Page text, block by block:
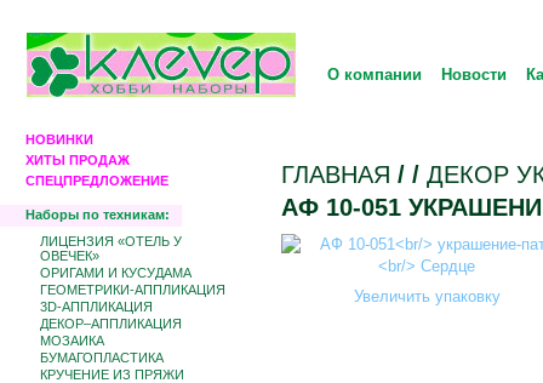
О компании Новости
НОВИНКИ
ХИТЫ ПРОДАЖ
СПЕЦПРЕДЛОЖЕНИЕ
Наборы по техникам:
ЛИЦЕНЗИЯ «ОТЕЛЬ У
ОВЕЧЕК»
ОРИГАМИ И КУСУДАМА
ГЕОМЕТРИКИ-АППЛИКАЦИЯ
3D-АППЛИКАЦИЯ
ДЕКОР–АППЛИКАЦИЯ
МОЗАИКА
БУМАГОПЛАСТИКА
КРУЧЕНИЕ ИЗ ПРЯЖИ
ГЛАВНАЯ / / ДЕКОР
АФ 10-051
Увеличить упаковку